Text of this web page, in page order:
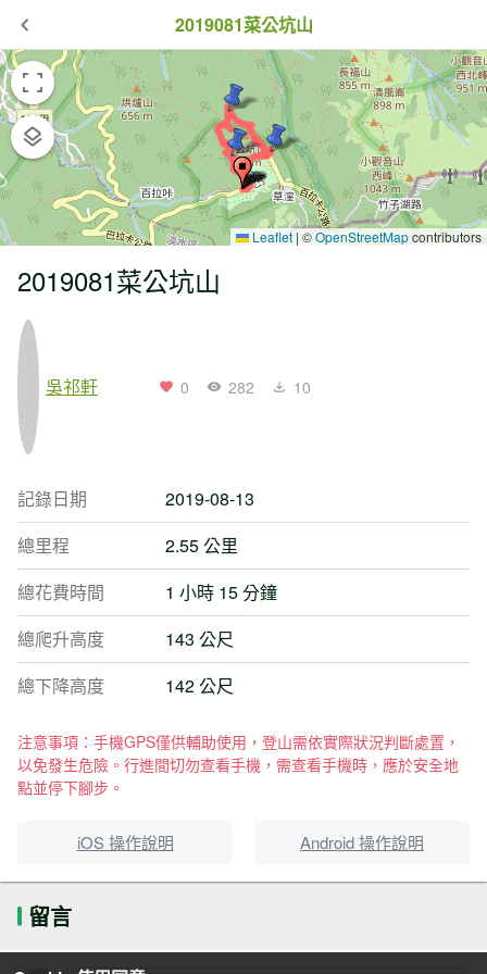
2019081菜公坑山
Leaflet | ©OpenStreetMapcontributors
2019081菜公坑山
吳祁軒 0 282 10
記錄日期
2019-08-13
總里程
2.55 公里
總花費時間
1 小時 15 分鐘
總爬升高度
143 公尺
總下降高度
142 公尺
注意事項：手機GPS僅供輔助使用，登山需依實際狀況判斷處置，
以免發生危險。行進間切勿查看手機，需查看手機時，應於安全地
點並停下腳步。
iOS 操作說明 Android 操作說明
留言